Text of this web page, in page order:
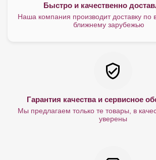
Быстро и качественно
Наша компания производит доставку по
ближнему зарубежью
Гарантия качества и сервисное
Мы предлагаем только те товары, в
уверены